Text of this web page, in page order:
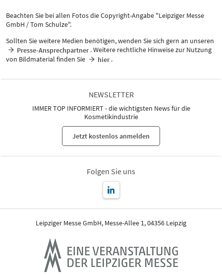
Beachten Sie bei allen Fotos die Copyright-Angabe "Leipziger Messe
GmbH / Tom Schulze".
Sollten Sie weitere Medien benötigen, wenden Sie sich gern an unseren
Presse-Ansprechpartner. Weitere rechtliche Hinweise zur Nutzung
von Bildmaterial finden Sie
hier.
NEWSLETTER
IMMER TOP INFORMIERT - die wichtigsten News für die
Kosmetikindustrie
Jetzt kostenlos anmelden
Folgen Sie uns
Leipziger Messe GmbH, Messe-Allee 1, 04356 Leipzig